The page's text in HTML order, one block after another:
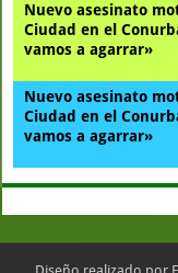
Nuevo asesinato
Ciudad en el
vamos a agarrar»
Nuevo asesinato
Ciudad en el
vamos a agarrar»